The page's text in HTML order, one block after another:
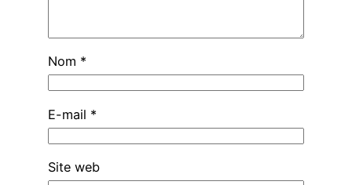
Nom *
E-mail *
Site web